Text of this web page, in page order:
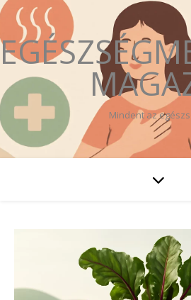
Mindent az